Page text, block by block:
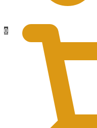
0